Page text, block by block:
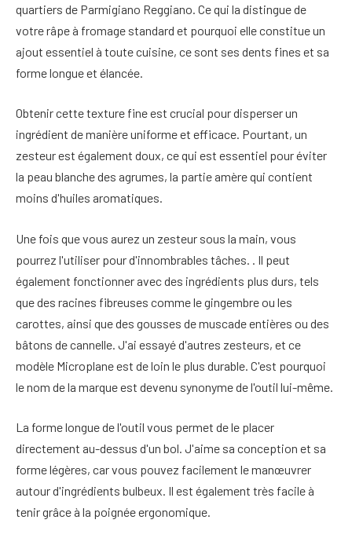
quartiers de Parmigiano Reggiano. Ce qui la distingue de
votre râpe à fromage standard et pourquoi elle constitue un
ajout essentiel à toute cuisine, ce sont ses dents fines et sa
forme longue et élancée.
Obtenir cette texture fine est crucial pour disperser un
ingrédient de manière uniforme et efficace. Pourtant, un
zesteur est également doux, ce qui est essentiel pour éviter
la peau blanche des agrumes, la partie amère qui contient
moins d'huiles aromatiques.
Une fois que vous aurez un zesteur sous la main, vous
pourrez l'utiliser pour d'innombrables tâches. . Il peut
également fonctionner avec des ingrédients plus durs, tels
que des racines fibreuses comme le gingembre ou les
carottes, ainsi que des gousses de muscade entières ou des
bâtons de cannelle. J'ai essayé d'autres zesteurs, et ce
modèle Microplane est de loin le plus durable. C'est pourquoi
le nom de la marque est devenu synonyme de l'outil lui-même.
La forme longue de l'outil vous permet de le placer
directement au-dessus d'un bol. J'aime sa conception et sa
forme légères, car vous pouvez facilement le manœuvrer
autour d'ingrédients bulbeux. Il est également très facile à
tenir grâce à la poignée ergonomique.